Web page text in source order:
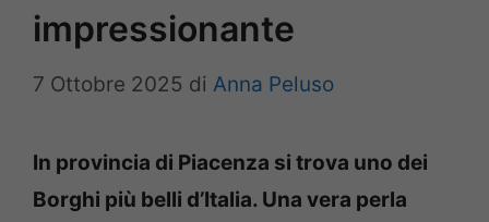
impressionante
7 Ottobre 2025 di Anna Peluso
In provincia di Piacenza si trova uno dei
Borghi più belli d’Italia. Una vera perla